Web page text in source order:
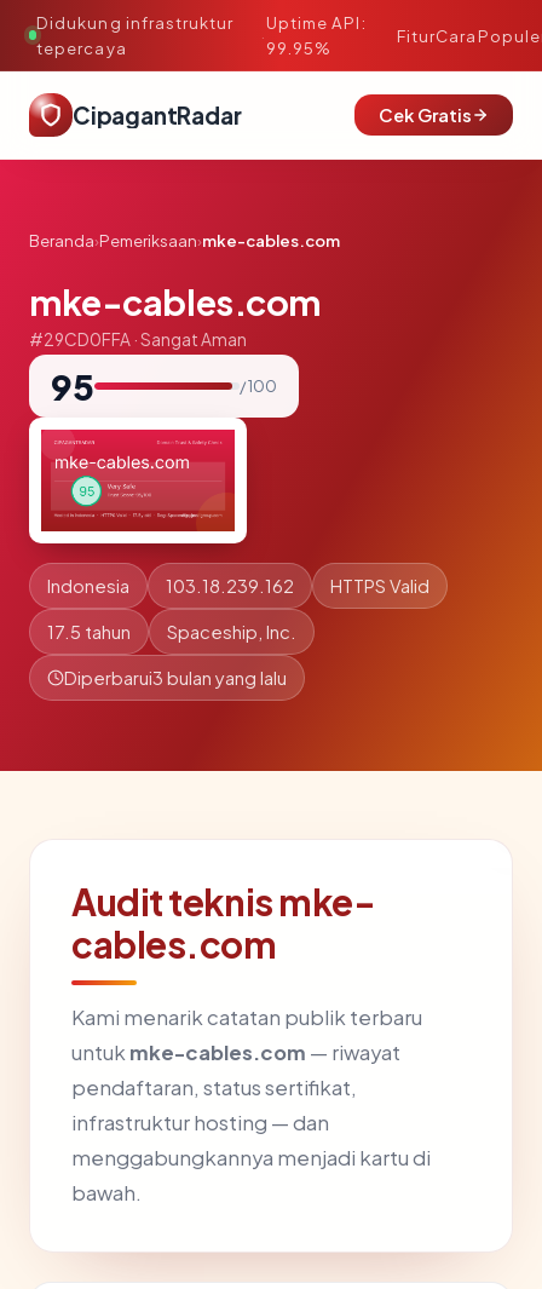
Didukung infrastruktur
tepercaya
·
Uptime API:
99.95%
FiturCara
CipagantRadar Cek Gratis
Beranda›Pemeriksaan›mke-cables.com
mke-cables.com
#29CD0FFA · Sangat Aman
95 / 100
Indonesia 103.18.239.162 HTTPS Valid
17.5 tahun Spaceship, Inc.
Diperbarui3 bulan yang lalu
Audit teknis mke-
cables.com
Kami menarik catatan publik terbaru
untuk mke-cables.com — riwayat
pendaftaran, status sertifikat,
infrastruktur hosting — dan
menggabungkannya menjadi kartu di
bawah.